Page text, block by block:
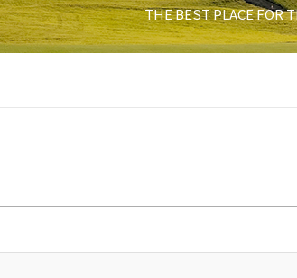
THE BEST PLACE FOR